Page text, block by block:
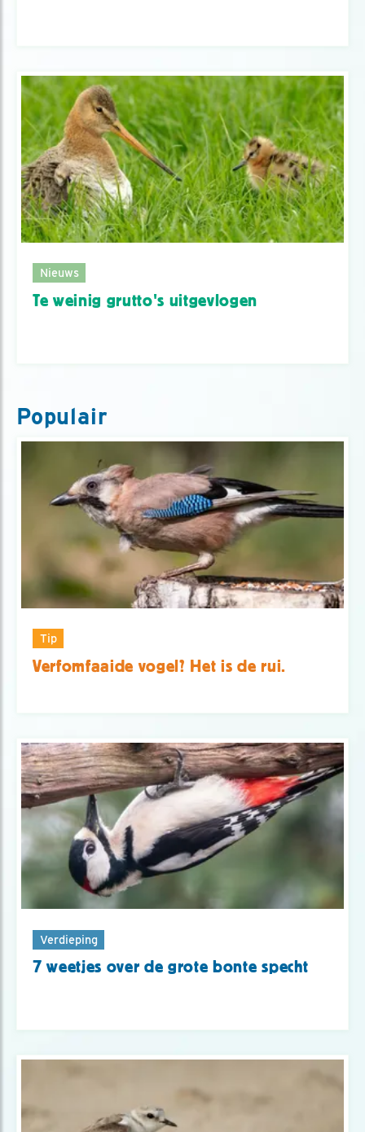
Nieuws
Te weinig grutto's uitgevlogen
Populair
Tip
Verfomfaaide vogel? Het is de rui.
Verdieping
7 weetjes over de grote bonte specht